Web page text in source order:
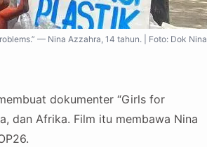
— Nina Azzahra, 14 tahun. | Foto: Dok Nina
dokumenter “Girls for
dan Afrika. Film itu membawa Nina